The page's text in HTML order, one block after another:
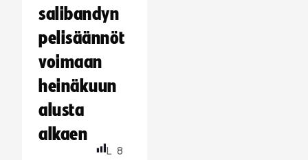
salibandyn
pelisäännöt
voimaan
heinäkuun
alusta
alkaen
L 8